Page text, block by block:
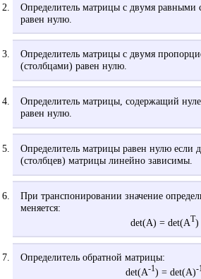
Определитель матрицы с двумя равными
равен нулю.
Определитель матрицы с двумя
(столбцами) равен нулю.
Определитель матрицы, содержащий
равен нулю.
Определитель матрицы равен нулю если
(столбцев) матрицы линейно зависимы.
При транспонировании значение
меняется:
det(A) = det(AT)
Определитель обратной матрицы:
det(A-1) = det(A)-